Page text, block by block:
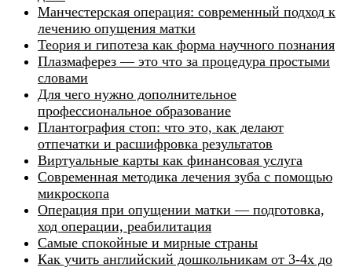
Манчестерская операция: современный подход к
лечению опущения матки
Теория и гипотеза как форма научного познания
Плазмаферез — это что за процедура простыми
словами
Для чего нужно дополнительное
профессиональное образование
Плантография стоп: что это, как делают
отпечатки и расшифровка результатов
Виртуальные карты как финансовая услуга
Современная методика лечения зуба с помощью
микроскопа
Операция при опущении матки — подготовка,
ход операции, реабилитация
Самые спокойные и мирные страны
Как учить английский дошкольникам от 3-4х до